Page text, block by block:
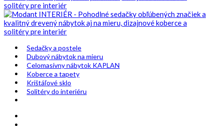
Sedačky a postele
Dubový nábytok na mieru
Celomasívny nábytok KAPLAN
Koberce a tapety
Krištáľové sklo
Solitéry do interiéru